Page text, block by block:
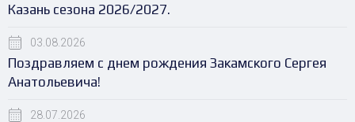
Казань сезона 2026/2027.
03.08.2026
Поздравляем с днем рождения Закамского Сергея
Анатольевича!
28.07.2026